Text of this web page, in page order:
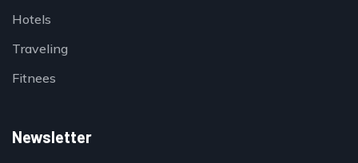
Hotels
Traveling
Fitnees
Newsletter